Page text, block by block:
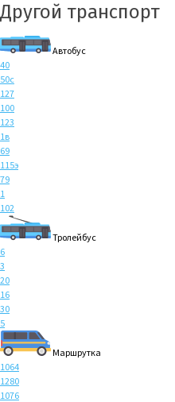
Другой транспорт
Автобус
40
50с
127
100
123
1в
69
115э
79
1
102
Тролейбус
6
3
20
16
30
5
Маршрутка
1064
1280
1076